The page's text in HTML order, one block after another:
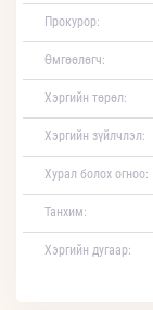
Прокурор:
Өмгөөлөгч:
Хэргийн төрөл:
Хэргийн зүйлчлэл:
Хурал болох огноо:
Танхим:
Хэргийн дугаар: